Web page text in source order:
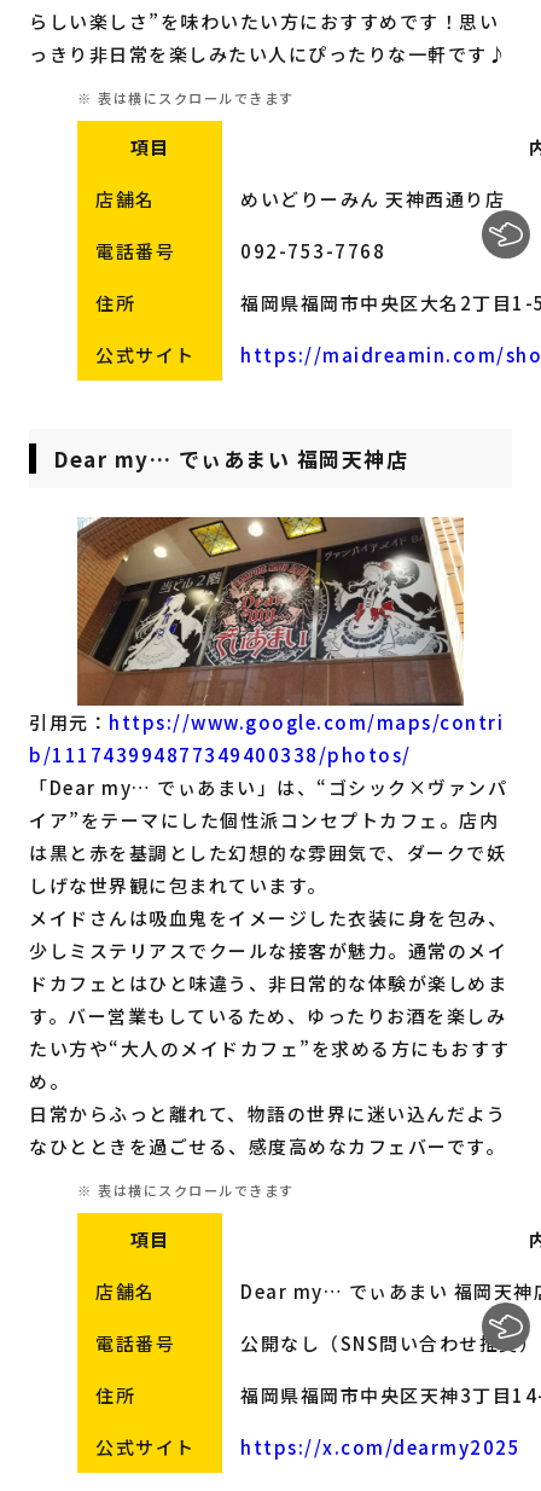
らしい楽しさ”を味わいたい方におすすめです！思い
っきり非日常を楽しみたい人にぴったりな一軒です♪
項目
店舗名 めいどりーみん 天神西通り店
電話番号 092-753-7768
住所 福岡県福岡市中央区大名2丁目
公式サイト https://maidreamin.com/
Dear my… でぃあまい 福岡天神店
引用元： https://www.google.com/maps/contri
b/111743994877349400338/photos/
「Dear my… でぃあまい」は、“ゴシック×ヴァンパ
イア”をテーマにした個性派コンセプトカフェ。店内
は黒と赤を基調とした幻想的な雰囲気で、ダークで妖
しげな世界観に包まれています。
メイドさんは吸血鬼をイメージした衣装に身を包み、
少しミステリアスでクールな接客が魅力。通常のメイ
ドカフェとはひと味違う、非日常的な体験が楽しめま
す。バー営業もしているため、ゆったりお酒を楽しみ
たい方や“大人のメイドカフェ”を求める方にもおすす
め。
日常からふっと離れて、物語の世界に迷い込んだよう
なひとときを過ごせる、感度高めなカフェバーです。
項目
店舗名 Dear my… でぃあまい 福岡天神
電話番号 公開なし（SNS問い合わせ推奨）
住所 福岡県福岡市中央区天神3丁目
公式サイト https://x.com/dearmy2025